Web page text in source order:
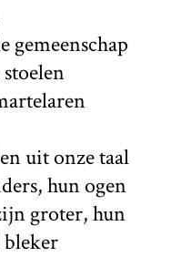
gemeenschap
uit onze taal
hun ogen
groter, hun